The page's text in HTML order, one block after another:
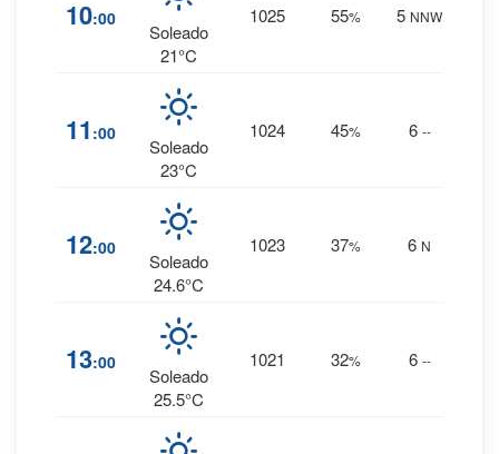
10:00
Soleado
21°C
1025 55% 5 NNW
11 :00
Soleado
23°C
1024 45% 6 --
12:00
Soleado
24.6°C
1023 37% 6 N
13:00
Soleado
25.5°C
1021 32% 6 --